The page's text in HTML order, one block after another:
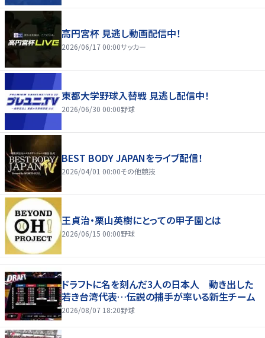
高円宮杯 見逃し動画配信中！
2026/06/17 00:00サッカー
東都大学野球入替戦 見逃し配信中！
2026/06/30 00:00野球
BEST BODY JAPANをライブ配信！
2026/04/01 00:00その他競技
王貞治・栗山英樹にとっての甲子園とは
2026/06/15 00:00野球
ドラフトに名を刻んだ3人の日本人 動き出した
若き台湾代表…伝説の捕手が率いる新生チーム
2026/08/07 18:20野球